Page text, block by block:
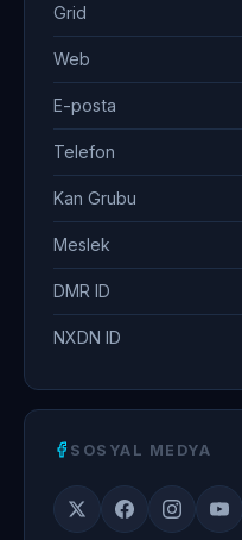
Grid
Web
E-posta
Telefon
Kan Grubu
Meslek
DMR ID
NXDN ID
SOSYAL MEDYA